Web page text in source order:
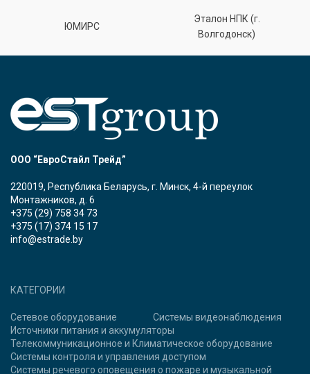
ЮМИРС
Эталон НПК (г.
Волгодонск)
ООО “ЕвроСтайл Трейд”
220019, Республика Беларусь, г. Минск, 4-й переулок
Монтажников, д. 6
+375 (29) 758 34 73
+375 (17) 374 15 17
info@estrade.by
КАТЕГОРИИ
Сетевое оборудование
Системы видеонаблюдения
Источники питания и аккумуляторы
Телекоммуникационное и Климатическое оборудование
Системы контроля и управления доступом
Системы речевого оповещения о пожаре и музыкальной